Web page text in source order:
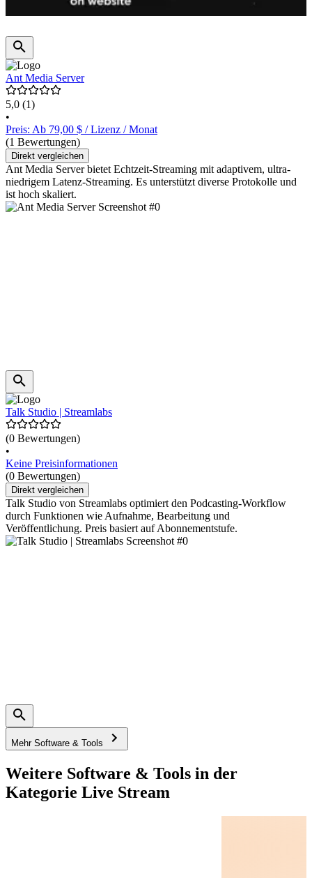
Ant Media Server
5,0 (1)
•
Preis: Ab 79,00 $ / Lizenz / Monat
(1 Bewertungen)
Direkt vergleichen
Ant Media Server bietet Echtzeit-Streaming mit adaptivem, ultra-
niedrigem Latenz-Streaming. Es unterstützt diverse Protokolle und
ist hoch skaliert.
Talk Studio | Streamlabs
(0 Bewertungen)
•
Keine Preisinformationen
(0 Bewertungen)
Direkt vergleichen
Talk Studio von Streamlabs optimiert den Podcasting-Workflow
durch Funktionen wie Aufnahme, Bearbeitung und
Veröffentlichung. Preis basiert auf Abonnementstufe.
Mehr Software & Tools
Weitere Software & Tools in der
Kategorie Live Stream